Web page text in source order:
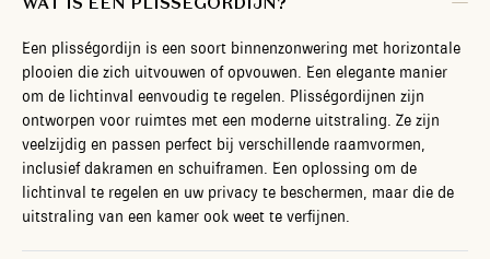
Een plisségordijn is een soort binnenzonwering met horizontale
plooien die zich uitvouwen of opvouwen. Een elegante manier
om de lichtinval eenvoudig te regelen. Plisségordijnen zijn
ontworpen voor ruimtes met een moderne uitstraling. Ze zijn
veelzijdig en passen perfect bij verschillende raamvormen,
inclusief dakramen en schuiframen. Een oplossing om de
lichtinval te regelen en uw privacy te beschermen, maar die de
uitstraling van een kamer ook weet te verfijnen.